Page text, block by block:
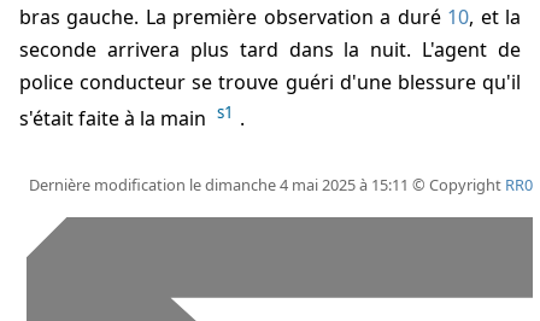
bras gauche. La première observation a duré 10, et la
seconde arrivera plus tard dans la nuit. L'agent de
police conducteur se trouve guéri d'une blessure qu'il
s'était faite à la main s1 .
Dernière modification le dimanche 4 mai 2025 à 15:11 © Copyright RR0